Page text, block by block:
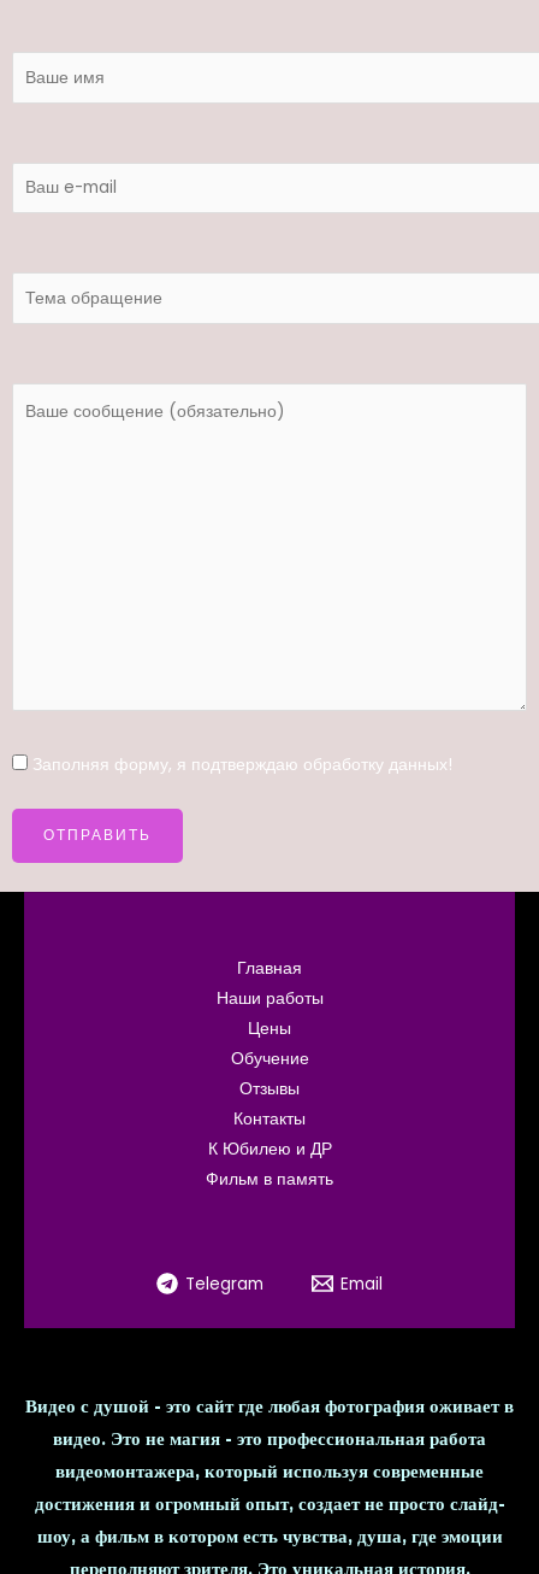
Заполняя форму, я подтверждаю обработку данных!
Главная
Наши работы
Цены
Обучение
Отзывы
Контакты
К Юбилею и ДР
Фильм в память
Telegram Email
Видео с душой - это сайт где любая фотография оживает в
видео. Это не магия - это профессиональная работа
видеомонтажера, который используя современные
достижения и огромный опыт, создает не просто слайд-
шоу, а фильм в котором есть чувства, душа, где эмоции